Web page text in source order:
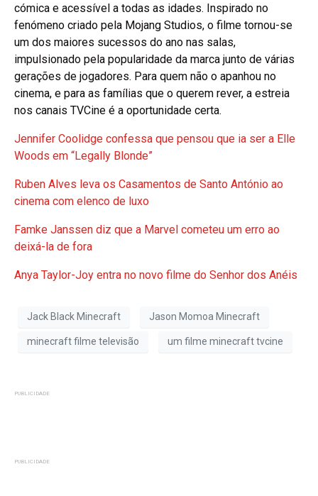
cómica e acessível a todas as idades. Inspirado no
fenómeno criado pela Mojang Studios, o filme tornou-se
um dos maiores sucessos do ano nas salas,
impulsionado pela popularidade da marca junto de várias
gerações de jogadores. Para quem não o apanhou no
cinema, e para as famílias que o querem rever, a estreia
nos canais TVCine é a oportunidade certa.
Jennifer Coolidge confessa que pensou que ia ser a Elle
Woods em “Legally Blonde”
Ruben Alves leva os Casamentos de Santo António ao
cinema com elenco de luxo
Famke Janssen diz que a Marvel cometeu um erro ao
deixá-la de fora
Anya Taylor-Joy entra no novo filme do Senhor dos Anéis
Jack Black Minecraft Jason Momoa Minecraft
minecraft filme televisão um filme minecraft tvcine
PUBLICIDADE
PUBLICIDADE